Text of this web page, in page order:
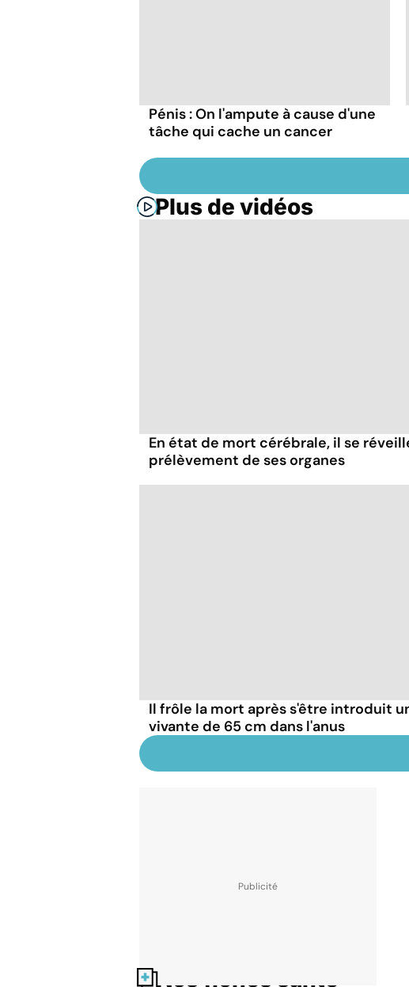
Pénis : On l'ampute à cause d'une
tâche qui cache un cancer
Plus de vidéos
En état de mort cérébrale, il se
prélèvement de ses organes
Il frôle la mort après s'être introduit
vivante de 65 cm dans l'anus
Nos fiches santé